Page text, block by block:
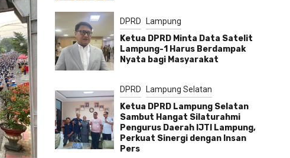
DPRD Lampung
Ketua DPRD Minta Data Satelit
Lampung-1 Harus Berdampak
Nyata bagi Masyarakat
DPRD Lampung Selatan
Ketua DPRD Lampung Selatan
Sambut Hangat Silaturahmi
Pengurus Daerah IJTI Lampung,
Perkuat Sinergi dengan Insan
Pers